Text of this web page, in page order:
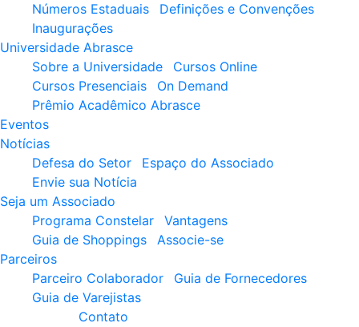
Números Estaduais
Definições e Convenções
Inaugurações
Universidade Abrasce
Sobre a Universidade
Cursos Online
Cursos Presenciais
On Demand
Prêmio Acadêmico Abrasce
Eventos
Notícias
Defesa do Setor
Espaço do Associado
Envie sua Notícia
Seja um Associado
Programa Constelar
Vantagens
Guia de Shoppings
Associe-se
Parceiros
Parceiro Colaborador
Guia de Fornecedores
Guia de Varejistas
Contato